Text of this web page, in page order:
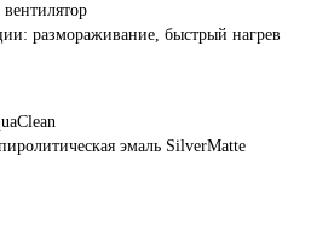
размораживание, быстрый нагрев
эмаль SilverMatte